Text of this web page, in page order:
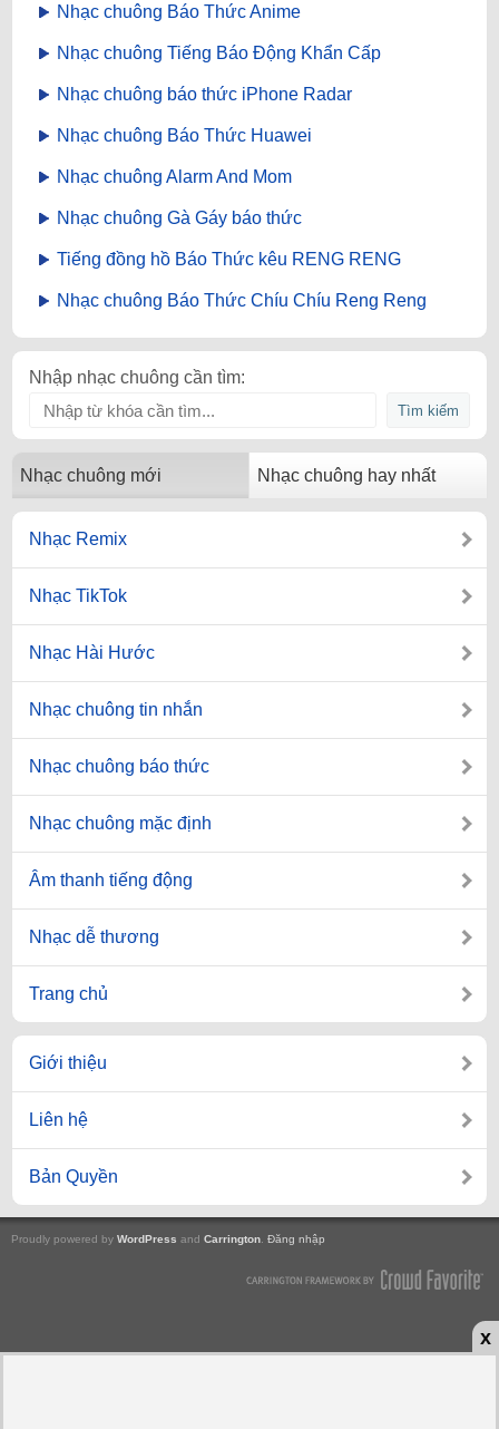
Nhạc chuông Báo Thức Anime
Nhạc chuông Tiếng Báo Động Khẩn Cấp
Nhạc chuông báo thức iPhone Radar
Nhạc chuông Báo Thức Huawei
Nhạc chuông Alarm And Mom
Nhạc chuông Gà Gáy báo thức
Tiếng đồng hồ Báo Thức kêu RENG RENG
Nhạc chuông Báo Thức Chíu Chíu Reng Reng
Nhập nhạc chuông cần tìm:
Nhạc chuông mới Nhạc chuông hay nhất
Nhạc Remix
Nhạc TikTok
Nhạc Hài Hước
Nhạc chuông tin nhắn
Nhạc chuông báo thức
Nhạc chuông mặc định
Âm thanh tiếng động
Nhạc dễ thương
Trang chủ
Giới thiệu
Liên hệ
Bản Quyền
Proudly powered by WordPress and Carrington Đăng nhập
x